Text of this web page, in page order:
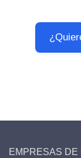
EMPRESAS DE